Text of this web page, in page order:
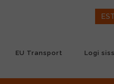
EU Transport Logi